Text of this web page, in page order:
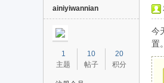
ainiyiwannian
1
主题
10
帖子
20
积分
今
置。